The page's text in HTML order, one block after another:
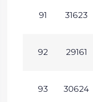
91 31623
92 29161
93 30624